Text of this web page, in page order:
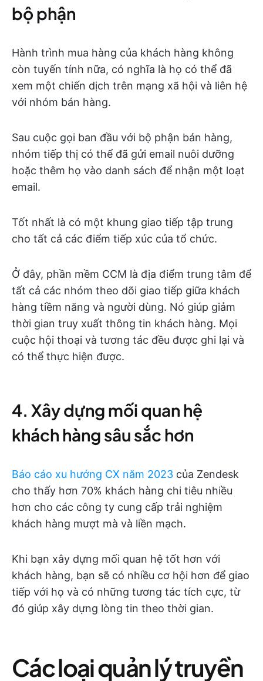
bộ phận
Hành trình mua hàng của khách hàng không
còn tuyến tính nữa, có nghĩa là họ có thể đã
xem một chiến dịch trên mạng xã hội và liên hệ
với nhóm bán hàng.
Sau cuộc gọi ban đầu với bộ phận bán hàng,
nhóm tiếp thị có thể đã gửi email nuôi dưỡng
hoặc thêm họ vào danh sách để nhận một loạt
email.
Tốt nhất là có một khung giao tiếp tập trung
cho tất cả các điểm tiếp xúc của tổ chức.
Ở đây, phần mềm CCM là địa điểm trung tâm để
tất cả các nhóm theo dõi giao tiếp giữa khách
hàng tiềm năng và người dùng. Nó giúp giảm
thời gian truy xuất thông tin khách hàng. Mọi
cuộc hội thoại và tương tác đều được ghi lại và
có thể thực hiện được.
4. Xây dựng mối quan hệ
khách hàng sâu sắc hơn
Báo cáo xu hướng CX năm 2023 của Zendesk
cho thấy hơn 70% khách hàng chi tiêu nhiều
hơn cho các công ty cung cấp trải nghiệm
khách hàng mượt mà và liền mạch.
Khi bạn xây dựng mối quan hệ tốt hơn với
khách hàng, bạn sẽ có nhiều cơ hội hơn để giao
tiếp với họ và có những tương tác tích cực, từ
đó giúp xây dựng lòng tin theo thời gian.
Các loại quản lý truyền